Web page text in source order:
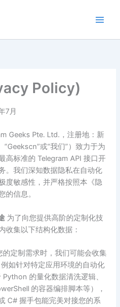
Policy)
7月
Geeks Pte. Ltd.，注册地：新
“Geekscn”或“我们”）致力于为
高标准的 Telegram API 接口开
。我们深知数据隐私在自动化
度敏感性，并严格按照本《隐
的信息。
为了向您提供高阶的定制化技
收集以下结构化数据：
的定制需求时，我们可能会收集
如针对特定应用环境的自动化
的量化数据清洗逻辑、
的容器编排脚本等），
C# 握手包能完美对接您的系